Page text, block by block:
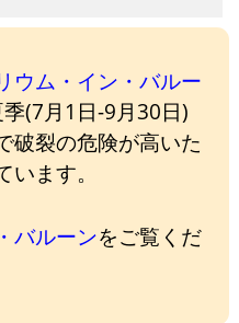
ウム・イン・バルー
(7月1日-9月30日)
破裂の危険が高いた
ます。
バルーンをご覧くだ